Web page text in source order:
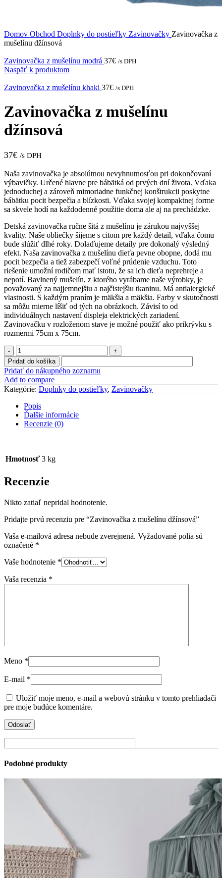
Domov Obchod Doplnky do postieľky Zavinovačky Zavinovačka z
mušelínu džínsová
Zavinovačka z mušelínu modrá 37€ /s DPH
Naspäť k produktom
Zavinovačka z mušelínu khaki 37€ /s DPH
Zavinovačka z mušelínu
džínsová
37€ /s DPH
Naša zavinovačka je absolútnou nevyhnutnosťou pri dokončovaní
výbavičky. Určené hlavne pre bábätká od prvých dní života. Vďaka
jednoduchej a zároveň mimoriadne funkčnej konštrukcii poskytne
bábätku pocit bezpečia a blízkosti. Vďaka svojej kompaktnej forme
sa skvele hodí na každodenné použitie doma ale aj na prechádzke.
Detská zavinovačka ručne šitá z mušelínu je zárukou najvyššej
kvality. Naše obliečky šijeme s citom pre každý detail, vďaka čomu
bude slúžiť dlhé roky. Dolaďujeme detaily pre dokonalý výsledný
efekt. Naša zavinovačka z mušelínu dieťa pevne obopne, dodá mu
pocit bezpečia a tiež zabezpečí voľné prúdenie vzduchu. Toto
riešenie umožní rodičom mať istotu, že sa ich dieťa neprehreje a
nepotí. Bavlnený mušelín, z ktorého vyrábame naše výrobky, je
považovaný za najjemnejšiu a najčistejšiu tkaninu. Má antialergické
vlastnosti. S každým praním je mäkšia a mäkšia. Farby v skutočnosti
sa môžu mierne líšiť od tých na obrázkoch. Závisí to od
individuálnych nastavení displeja elektrických zariadení.
Zavinovačku v rozloženom stave je možné použiť ako prikrývku s
rozmermi 75cm x 75cm.
množstvo
Zavinovačka
z
mušelínu
džínsová
Pridať do košíka
Pridať do nákupného zoznamu
Add to compare
Kategórie: Doplnky do postieľky, Zavinovačky
Popis
Ďalšie informácie
Recenzie (0)
Hmotnosť 3 kg
Recenzie
Nikto zatiaľ nepridal hodnotenie.
Pridajte prvú recenziu pre “Zavinovačka z mušelínu džínsová”
Vaša e-mailová adresa nebude zverejnená. Vyžadované polia sú
označené *
Vaše hodnotenie *
Vaša recenzia *
Meno *
E-mail *
Uložiť moje meno, e-mail a webovú stránku v tomto prehliadači
pre moje budúce komentáre.
Podobné produkty